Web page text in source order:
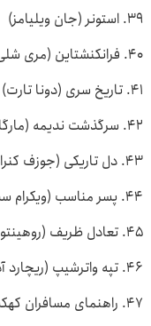
۳۹. استونر (جان ویلیامز)
۴۰. فرانکنشتاین (مری شلی)
۴۱. تاریخ سری (دونا تارت)
۴۲. سرگذشت ندیمه (مارگارت اتوود)
۴۳. دل تاریکی (جوزف کنراد)
۴۴. پسر مناسب (ویکرام ست)
۴۵. تعادل ظریف (روهینتون میستری)
۴۶. تپه واترشیپ (ریچارد آدامز)
۴۷. راهنمای مسافران کهکشان (داگلاس آدامز)